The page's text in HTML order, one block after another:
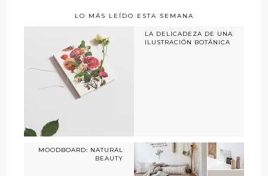
LO MÁS LEÍDO ESTA SEMANA
LA DELICADEZA DE UNA
ILUSTRACIÓN BOTÁNICA
MOODBOARD: NATURAL
BEAUTY